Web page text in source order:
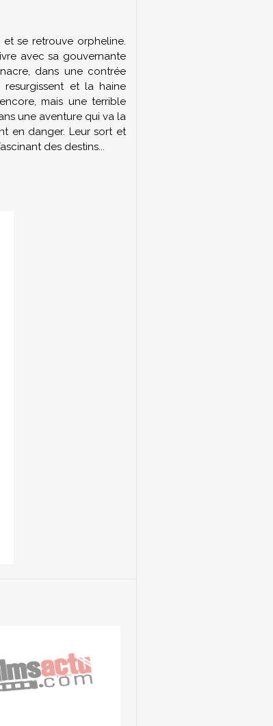
se retrouve orpheline.
avec sa gouvernante
dans une contrée
et la haine
mais une terrible
une aventure qui va la
en danger. Leur sort et
des destins...